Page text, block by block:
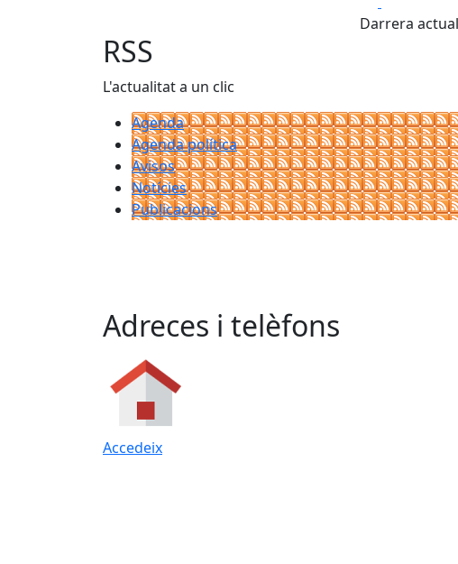
Darrera
RSS
L'actualitat a un clic
Agenda
Agenda política
Avisos
Notícies
Publicacions
Adreces i telèfons
Accedeix